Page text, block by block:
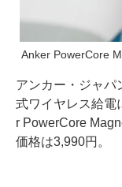
Anker PowerCore
アンカー・ジャパ
式ワイヤレス給電
r PowerCore
価格は3,990円。